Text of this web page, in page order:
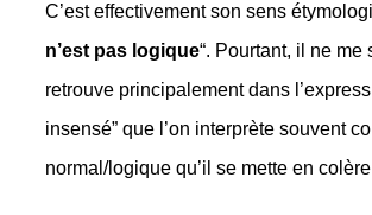
C’est effectivement son sens
n’est pas logique“. Pourtant, il ne
retrouve principalement dans
insensé” que l’on interprète souvent
normal/logique qu’il se mette en